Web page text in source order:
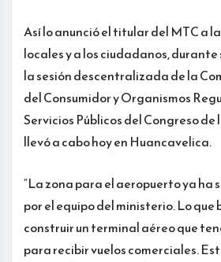
Así lo anunció el titular del MTC a
locales y a los ciudadanos,
la sesión descentralizada de la
del Consumidor y Organismos
Servicios Públicos del Congreso de
llevó a cabo hoy en Huancavelica.
“La zona para el aeropuerto ya
por el equipo del ministerio. Lo que
construir un terminal aéreo que
para recibir vuelos comerciales.